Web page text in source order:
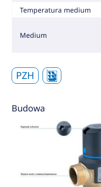
Temperatura medium
Medium
PZH
Budowa